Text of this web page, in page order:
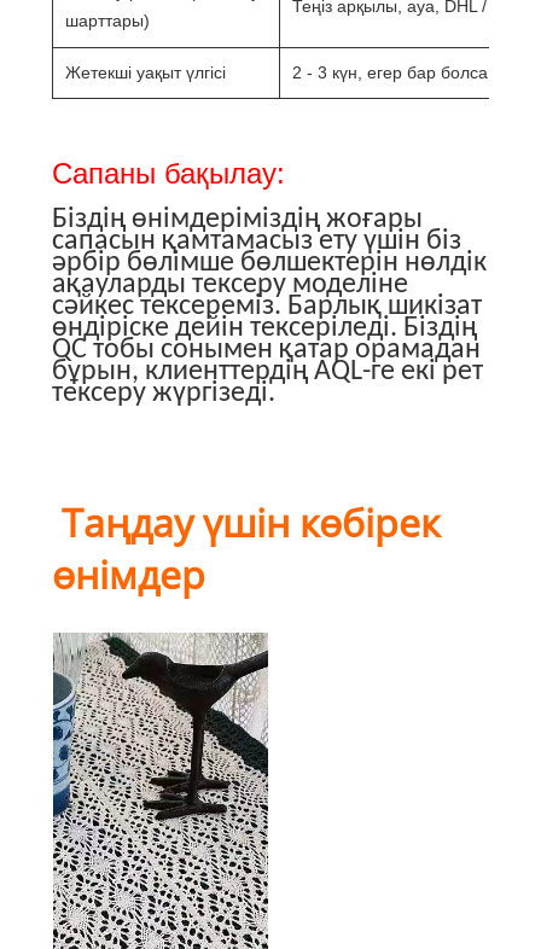
шарттары)
Теңіз арқылы, ауа, DHL /
Жетекші уақыт үлгісі 2 - 3 күн, егер бар болса
Сапаны бақылау:
Біздің өнімдеріміздің жоғары
сапасын қамтамасыз ету үшін біз
әрбір бөлімше бөлшектерін нөлдік
ақауларды тексеру моделіне
сәйкес тексереміз. Барлық шикізат
өндіріске дейін тексеріледі. Біздің
QC тобы сонымен қатар орамадан
бұрын, клиенттердің AQL-ге екі рет
тексеру жүргізеді.
Таңдау үшін көбірек
өнімдер